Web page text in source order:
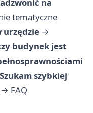
na
tematyczne
urzędzie →
budynek jest
Szukam szybkiej
→ FAQ